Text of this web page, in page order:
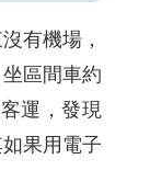
有機場，
區間車約
運，發現
果用電子